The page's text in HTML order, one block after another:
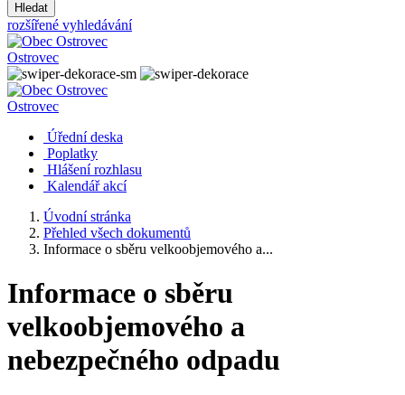
Hledat
rozšířené vyhledávání
Ostrovec
Ostrovec
Úřední deska
Poplatky
Hlášení rozhlasu
Kalendář akcí
Úvodní stránka
Přehled všech dokumentů
Informace o sběru velkoobjemového a...
Informace o sběru
velkoobjemového a
nebezpečného odpadu